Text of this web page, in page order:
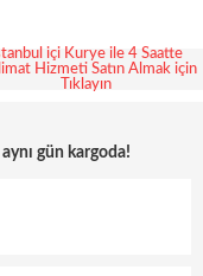
içi Kurye ile 4 Saatte
Hizmeti Satın Almak için
Tıklayın
aynı gün kargoda!